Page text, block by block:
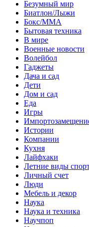
Безумный мир
Биатлон/Лыжи
Бокс/MMA
Бытовая техника
В мире
Военные новости
Волейбол
Гаджеты
Дача и сад
Дети
Дом и сад
Еда
Игры
Истории
Компании
Кухня
Лайфхаки
Летние виды
Личный счет
Люди
Мебель и декор
Наука
Наука и техника
Научпоп